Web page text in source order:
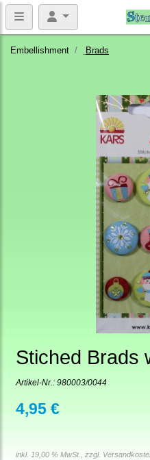
Embellishment Brads
Stiched Brads
Artikel-Nr.: 980003/0044
4,95 €
inkl. 19,00 % MwSt., zzgl.